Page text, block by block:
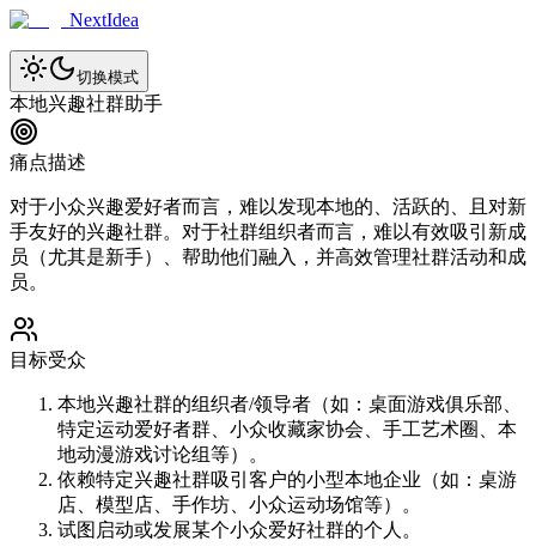
NextIdea
切换模式
本地兴趣社群助手
痛点描述
对于小众兴趣爱好者而言，难以发现本地的、活跃的、且对新
手友好的兴趣社群。对于社群组织者而言，难以有效吸引新成
员（尤其是新手）、帮助他们融入，并高效管理社群活动和成
员。
目标受众
本地兴趣社群的组织者/领导者（如：桌面游戏俱乐部、
特定运动爱好者群、小众收藏家协会、手工艺术圈、本
地动漫游戏讨论组等）。
依赖特定兴趣社群吸引客户的小型本地企业（如：桌游
店、模型店、手作坊、小众运动场馆等）。
试图启动或发展某个小众爱好社群的个人。